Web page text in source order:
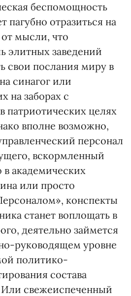
беспомощность
пагубно отразиться на
мысли, что
элитных заведений
свои послания миру в
синагог или
на заборах с
патриотических целях
вполне возможно,
персонал
вскормленный
в академических
или просто
конспекты
станет воплощать в
деятельно займется
руководящем уровне
политико-
состава
свежеиспеченный